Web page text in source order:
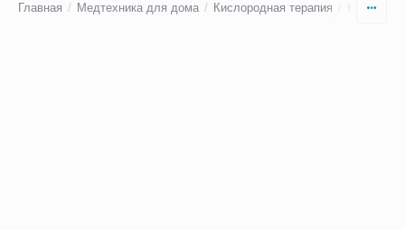
Главная / Медтехника для дома / Кислородная терапия